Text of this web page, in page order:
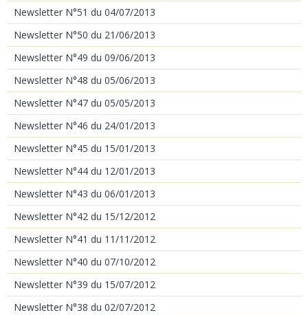
Newsletter N°51 du 04/07/2013
Newsletter N°50 du 21/06/2013
Newsletter N°49 du 09/06/2013
Newsletter N°48 du 05/06/2013
Newsletter N°47 du 05/05/2013
Newsletter N°46 du 24/01/2013
Newsletter N°45 du 15/01/2013
Newsletter N°44 du 12/01/2013
Newsletter N°43 du 06/01/2013
Newsletter N°42 du 15/12/2012
Newsletter N°41 du 11/11/2012
Newsletter N°40 du 07/10/2012
Newsletter N°39 du 15/07/2012
Newsletter N°38 du 02/07/2012